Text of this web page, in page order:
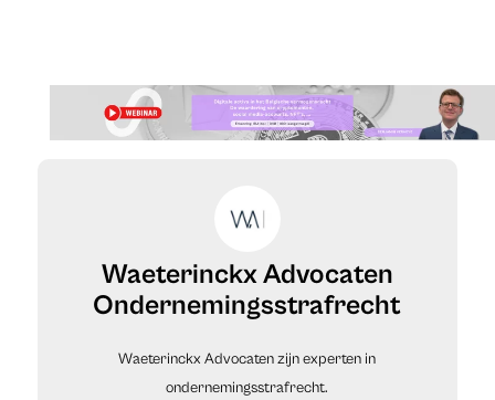
Waeterinckx Advocaten
Ondernemingsstrafrecht
Waeterinckx Advocaten zijn experten in
ondernemingsstrafrecht.